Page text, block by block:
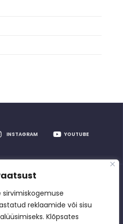
reklaamide või sisu
Klõpsates
INSTAGRAM YOUTUBE